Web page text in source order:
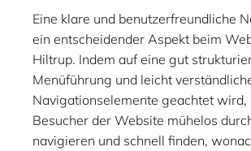
Eine klare und benutzerfreundliche
ein entscheidender Aspekt beim
Hiltrup. Indem auf eine gut
Menüführung und leicht
Navigationselemente geachtet wird,
Besucher der Website mühelos
navigieren und schnell finden,